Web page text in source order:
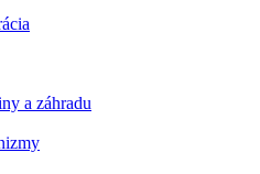
a záhradu